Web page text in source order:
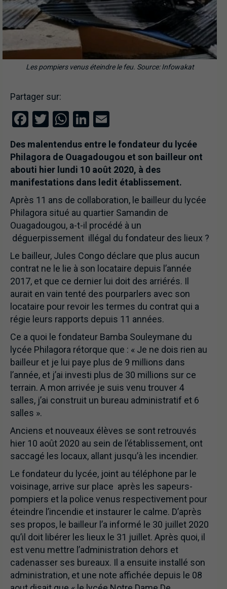
Les pompiers venus éteindre le feu. Source: Infowakat
Partager sur:
Facebook
TwitterWhatsApp
LinkedIn
Des malentendus entre le fondateur du lycée
Philagora de Ouagadougou et son bailleur ont
abouti hier lundi 10 août 2020, à des
manifestations dans ledit établissement.
Après 11 ans de collaboration, le bailleur du lycée
Philagora situé au quartier Samandin de
Ouagadougou, a-t-il procédé à un
déguerpissement illégal du fondateur des lieux ?
Le bailleur, Jules Congo déclare que plus aucun
contrat ne le lie à son locataire depuis l’année
2017, et que ce dernier lui doit des arriérés. Il
aurait en vain tenté des pourparlers avec son
locataire pour revoir les termes du contrat qui a
régie leurs rapports depuis 11 années.
Ce a quoi le fondateur Bamba Souleymane du
lycée Philagora rétorque que : « Je ne dois rien au
bailleur et je lui paye plus de 9 millions dans
l’année, et j’ai investi plus de 30 millions sur ce
terrain. A mon arrivée je suis venu trouver 4
salles, j’ai construit un bureau administratif et 6
salles ».
Anciens et nouveaux élèves se sont retrouvés
hier 10 août 2020 au sein de l’établissement, ont
saccagé les locaux, allant jusqu’à les incendier.
Le fondateur du lycée, joint au téléphone par le
voisinage, arrive sur place après les sapeurs-
pompiers et la police venus respectivement pour
éteindre l’incendie et instaurer le calme. D’après
ses propos, le bailleur l’a informé le 30 juillet 2020
qu’il doit libérer les lieux le 31 juillet. Après quoi, il
est venu mettre l’administration dehors et
cadenasser ses bureaux. Il a ensuite installé son
administration, et une note affichée depuis le 08